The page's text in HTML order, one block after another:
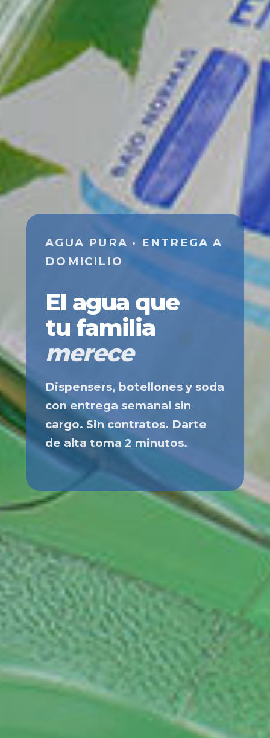
AGUA PURA · ENTREGA A
DOMICILIO
El agua que
tu familia
merece
Dispensers, botellones y soda
con entrega semanal sin
cargo. Sin contratos. Darte
de alta toma 2 minutos.